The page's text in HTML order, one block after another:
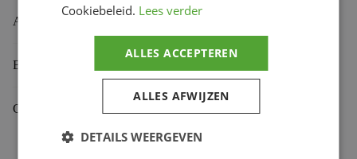
Aanvullende informatie
Beoordelingen (0)
Gekoppelde Motoren
Cookiebeleid. Lees verder
ALLES ACCEPTEREN
ALLES AFWIJZEN
DETAILS WEERGEVEN